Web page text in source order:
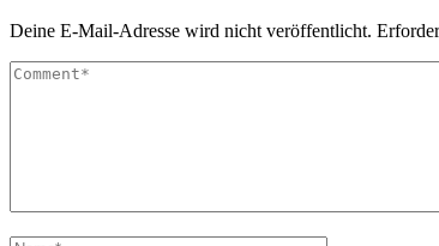
Deine E-Mail-Adresse wird nicht veröffentlicht.